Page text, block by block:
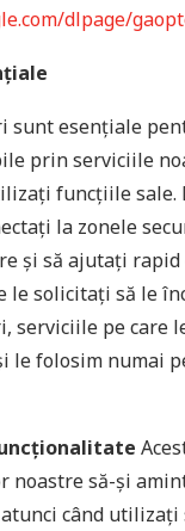
dlpage/
sunt esențiale
prin serviciile
funcțiile sale.
la zonele
și să ajutați
le solicitați să le
serviciile pe care
le folosim numai
noastre să-și
când